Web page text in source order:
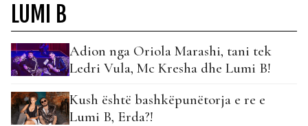
LUMI B
Adion nga Oriola Marashi, tani tek
Ledri Vula, Mc Kresha dhe Lumi B!
Kush është bashkëpunëtorja e re e
Lumi B, Erda?!